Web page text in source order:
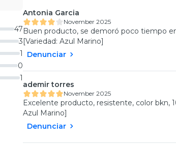
47
3
1
0
1
Antonia Garcia
November 2025
Buen producto, se demoró poco tiempo
[Variedad: Azul Marino]
Denunciar
ademir torres
November 2025
Excelente producto, resistente, color bkn,
Azul Marino]
Denunciar